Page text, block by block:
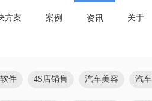
方案 案例 资讯 关于
件 4S店销售 汽车美容 汽